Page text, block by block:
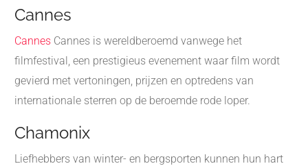
Cannes
Cannes Cannes is wereldberoemd vanwege het
filmfestival, een prestigieus evenement waar film wordt
gevierd met vertoningen, prijzen en optredens van
internationale sterren op de beroemde rode loper.
Chamonix
Liefhebbers van winter- en bergsporten kunnen hun hart